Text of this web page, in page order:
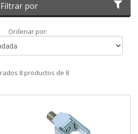
Filtrar por
Ordenar por:Ordenar
8productos de 8